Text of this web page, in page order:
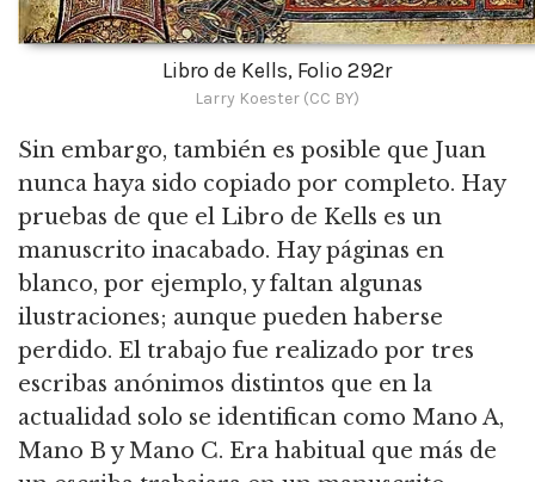
Libro de Kells, Folio 292r
Larry Koester (CC BY)
Sin embargo, también es posible que Juan
nunca haya sido copiado por completo. Hay
pruebas de que el Libro de Kells es un
manuscrito inacabado. Hay páginas en
blanco, por ejemplo, y faltan algunas
ilustraciones; aunque pueden haberse
perdido. El trabajo fue realizado por tres
escribas anónimos distintos que en la
actualidad solo se identifican como Mano A,
Mano B y Mano C. Era habitual que más de